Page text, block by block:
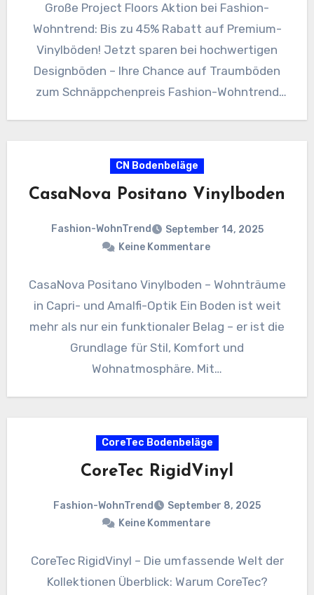
Große Project Floors Aktion bei Fashion-
Wohntrend: Bis zu 45% Rabatt auf Premium-
Vinylböden! Jetzt sparen bei hochwertigen
Designböden – Ihre Chance auf Traumböden
zum Schnäppchenpreis Fashion-Wohntrend
CN Bodenbeläge
CasaNova Positano Vinylboden
Fashion-WohnTrend
September 14, 2025
Keine Kommentare
CasaNova Positano Vinylboden – Wohnträume
in Capri- und Amalfi-Optik Ein Boden ist weit
mehr als nur ein funktionaler Belag – er ist die
Grundlage für Stil, Komfort und
Wohnatmosphäre. Mit…
CoreTec Bodenbeläge
CoreTec RigidVinyl
Fashion-WohnTrend
September 8, 2025
Keine Kommentare
CoreTec RigidVinyl – Die umfassende Welt der
Kollektionen Überblick: Warum CoreTec?